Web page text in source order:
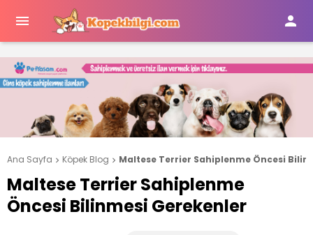
 
Ana Sayfa  Köpek Blog  Maltese Terrier Sahiplenme Öncesi
Maltese Terrier Sahiplenme
Öncesi Bilinmesi Gerekenler